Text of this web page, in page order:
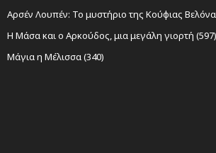
Αρσέν Λουπέν: Το μυστήριο της Κούφιας
Η Μάσα και ο Αρκούδος, μια μεγάλη γιορτή (597)
Μάγια η Μέλισσα (340)